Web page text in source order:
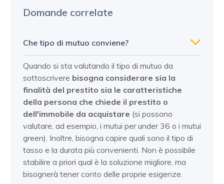
Domande correlate
Che tipo di mutuo conviene?
Quando si sta valutando il tipo di mutuo da
sottoscrivere bisogna considerare sia la
finalità del prestito sia le caratteristiche
della persona che chiede il prestito o
dell'immobile da acquistare (si possono
valutare, ad esempio, i mutui per under 36 o i mutui
green). Inoltre, bisogna capire quali sono il tipo di
tasso e la durata più convenienti. Non è possibile
stabilire a priori qual è la soluzione migliore, ma
bisognerà tener conto delle proprie esigenze.